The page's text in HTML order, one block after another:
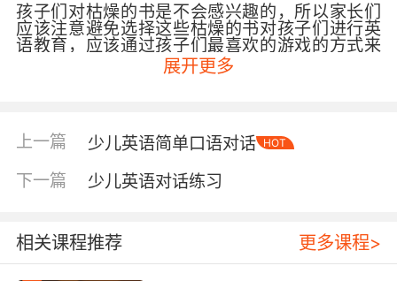
孩子们对枯燥的书是不会感兴趣的，所以家长们
应该注意避免选择这些枯燥的书对孩子们进行英
语教育，应该通过孩子们最喜欢的游戏的方式来
进行英语教学，让孩子们从游戏中感受到学习英
英语是一门交际性的语言。所以在教孩子们学习
英语的时候，可以在交际的过程中学习。这样不
仅能够让孩子们学习到英语，而且还可以提高孩
3、兴趣多一点，灌输少一点
展开更多
上一篇 少儿英语简单口语对话 HOT
下一篇 少儿英语对话练习
相关课程推荐 更多课程>